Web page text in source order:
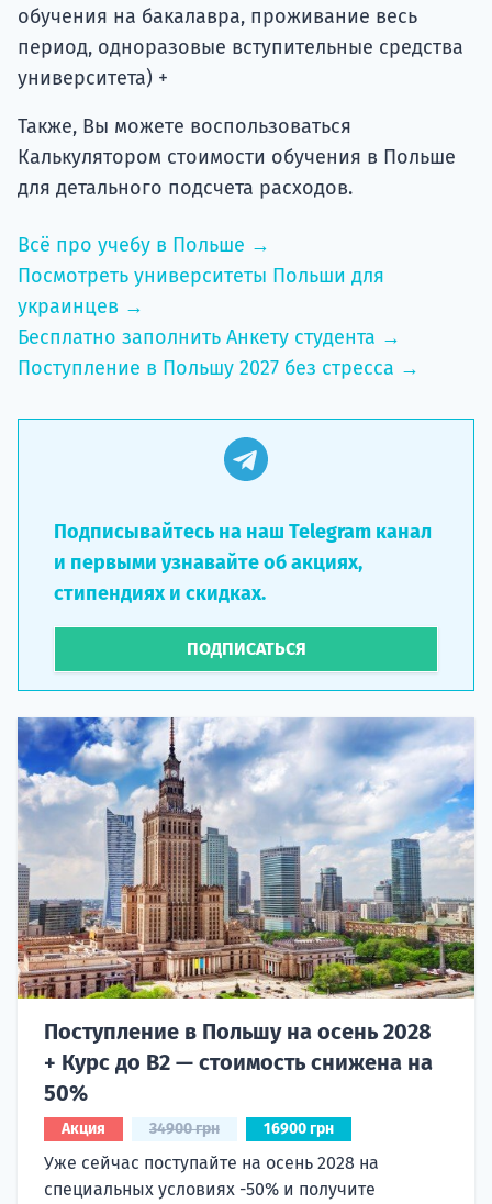
обучения на бакалавра, проживание весь
период, одноразовые вступительные средства
университета) +
Также, Вы можете воспользоваться
Калькулятором стоимости обучения в Польше
для детального подсчета расходов.
Всё про учебу в Польше →
Посмотреть университеты Польши для
украинцев →
Бесплатно заполнить Анкету студента →
Поступление в Польшу 2027 без стресса →
Подписывайтесь на наш Telegram канал
и первыми узнавайте об акциях,
стипендиях и скидках.
ПОДПИСАТЬСЯ
Поступление в Польшу на осень 2028
+ Курс до B2 — стоимость снижена на
50%
Акция 34900 грн 16900 грн
Уже сейчас поступайте на осень 2028 на
специальных условиях -50% и получите